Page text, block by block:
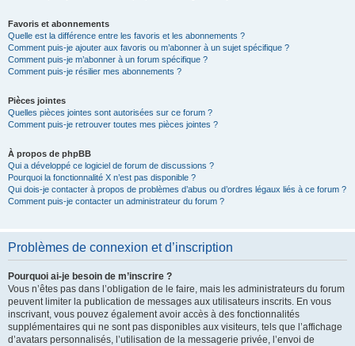
Favoris et abonnements
Quelle est la différence entre les favoris et les abonnements ?
Comment puis-je ajouter aux favoris ou m’abonner à un sujet spécifique ?
Comment puis-je m’abonner à un forum spécifique ?
Comment puis-je résilier mes abonnements ?
Pièces jointes
Quelles pièces jointes sont autorisées sur ce forum ?
Comment puis-je retrouver toutes mes pièces jointes ?
À propos de phpBB
Qui a développé ce logiciel de forum de discussions ?
Pourquoi la fonctionnalité X n’est pas disponible ?
Qui dois-je contacter à propos de problèmes d’abus ou d’ordres légaux liés à ce forum ?
Comment puis-je contacter un administrateur du forum ?
Problèmes de connexion et d’inscription
Pourquoi ai-je besoin de m’inscrire ?
Vous n’êtes pas dans l’obligation de le faire, mais les administrateurs du forum
peuvent limiter la publication de messages aux utilisateurs inscrits. En vous
inscrivant, vous pouvez également avoir accès à des fonctionnalités
supplémentaires qui ne sont pas disponibles aux visiteurs, tels que l’affichage
d’avatars personnalisés, l’utilisation de la messagerie privée, l’envoi de